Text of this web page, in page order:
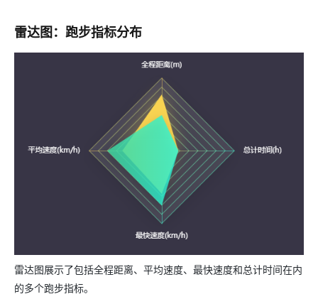
雷达图：跑步指标分布
雷达图展示了包括全程距离、平均速度、最快速度和总计时间在内
的多个跑步指标。